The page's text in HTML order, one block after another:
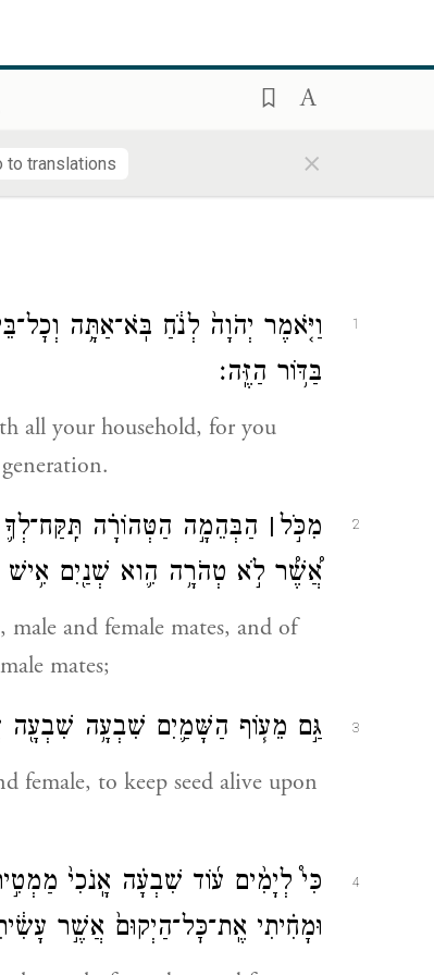
to translations ×
1
וַיֹּ֤אמֶר יְהֹוָה֙ לְנֹ֔חַ בֹּֽא־אַתָּ֥ה
בַּדּ֥וֹר הַזֶּֽה׃
all your household, for you
2 מִכֹּ֣ל ׀ הַבְּהֵמָ֣ה הַטְּהוֹרָ֗ה
אֲ֠שֶׁ֠ר לֹ֣א טְהֹרָ֥ה הִ֛וא שְׁנַ֖יִם אִ֥ישׁ
and female mates, and of
mates;
3 גַּ֣ם מֵע֧וֹף הַשָּׁמַ֛יִם שִׁבְעָ֥ה שִׁבְעָ֖ה
female, to keep seed alive upon
4
כִּי֩ לְיָמִ֨ים ע֜וֹד שִׁבְעָ֗ה אָֽנֹכִי֙
וּמָחִ֗יתִי אֶֽת־כׇּל־הַיְקוּם֙ אֲשֶׁ֣ר